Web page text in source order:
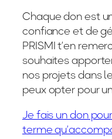
Chaque don est
confiance et de
PRISMI t’en
souhaites
nos projets dans
peux opter pour
Je fais un don
terme